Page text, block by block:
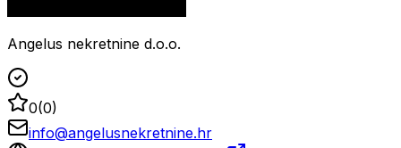
Angelus nekretnine d.o.o.
0(0)
info@angelusnekretnine.hr